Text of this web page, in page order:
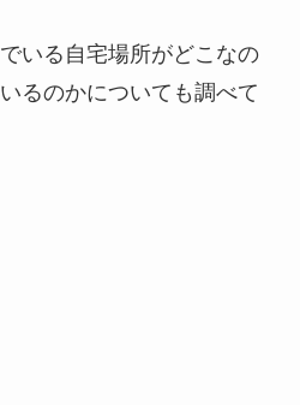
いる自宅場所がどこなの
るのかについても調べて